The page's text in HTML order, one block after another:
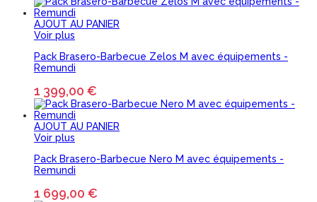
AJOUT AU PANIER
Voir plus
Pack Brasero-Barbecue Zelos M avec équipements -
Remundi
1 399,00 €
AJOUT AU PANIER
Voir plus
Pack Brasero-Barbecue Nero M avec équipements -
Remundi
1 699,00 €